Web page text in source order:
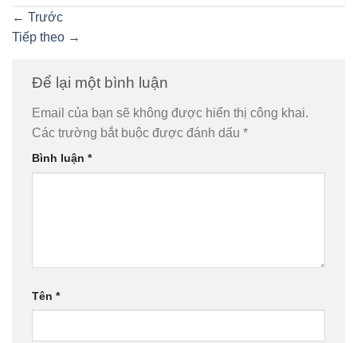
← Trước
Tiếp theo →
Để lại một bình luận
Email của bạn sẽ không được hiển thị công khai.
Các trường bắt buộc được đánh dấu *
Bình luận *
Tên *